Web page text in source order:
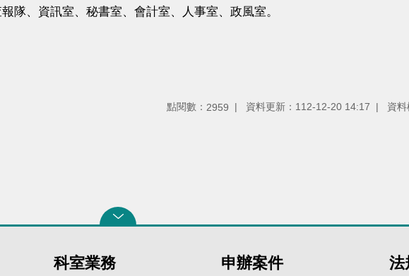
隊、資訊室、秘書室、會計室、人事室、政風室。
點閱數： 2959 資料更新： 112-12-20 14:17 資料
科室業務 申辦案件 法